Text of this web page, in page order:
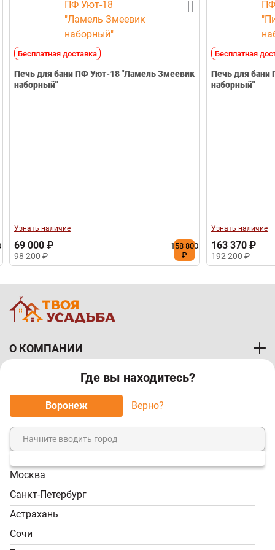
Где вы находитесь?
Воронеж Верно?
Москва
Санкт-Петербург
Астрахань
Сочи
Бесплатная доставка
Печь для бани ПФ Уют-18 "Ламель Змеевик
наборный"
Узнать наличие
69 000 ₽
98 200 ₽
158 800
₽
Бесплатная
Печь для бани ПФ
наборный"
Узнать наличие
163 370 ₽
192 200 ₽
О КОМПАНИИ
ПОКУПАТЕЛЯМ
МЫ ПРИНИМАЕМ К ОПЛАТЕ:
8 (800) 7-000-828
Звонок бесплатный!
Пн-Пт, 9:00-18:00; Сб -
Вс, 9:00-17:00